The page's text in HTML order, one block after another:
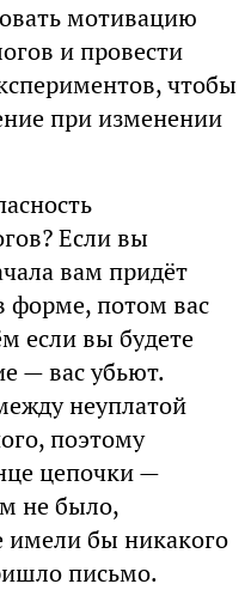
мотивацию
и провести
чтобы
при изменении
Если вы
вам придёт
форме, потом вас
если вы будете
— вас убьют.
неуплатой
поэтому
цепочки —
не было,
бы никакого
письмо.